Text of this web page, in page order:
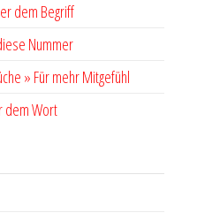
dem Begriff
Nummer
» Für mehr Mitgefühl
dem Wort